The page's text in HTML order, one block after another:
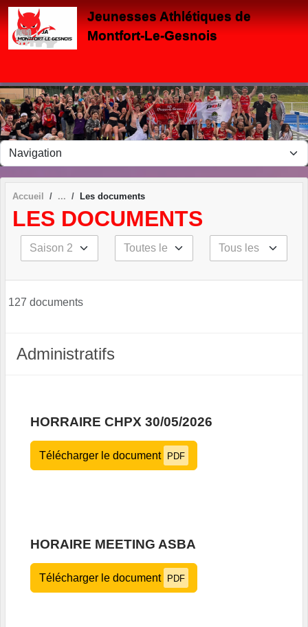
Jeunesses Athlétiques de
Montfort-Le-Gesnois
Accueil Les documents
LES DOCUMENTS
127 documents
Administratifs
HORRAIRE CHPX 30/05/2026
Télécharger le document PDF
HORAIRE MEETING ASBA
Télécharger le document PDF
Panneau de gestion des cookies